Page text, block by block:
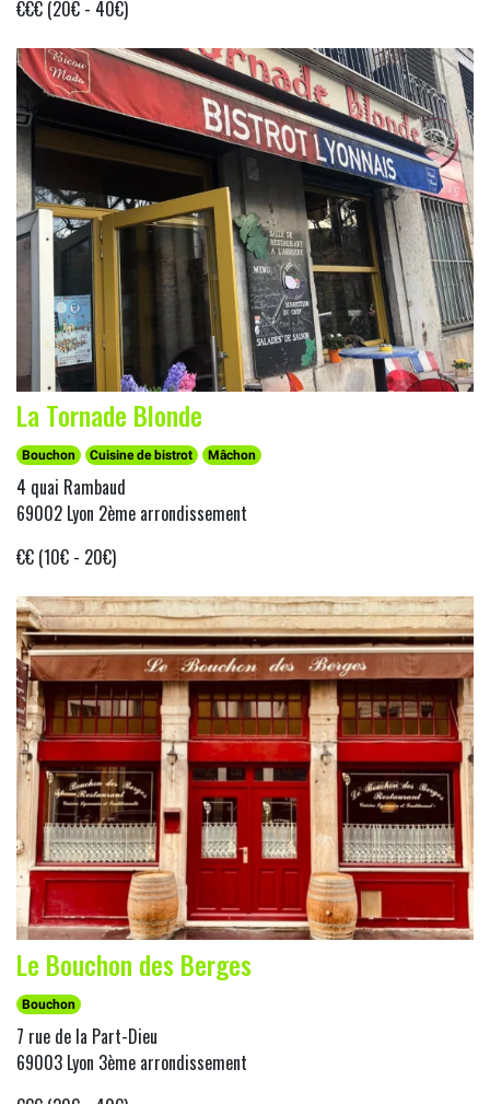
€€€ (20€ - 40€)
La Tornade Blonde
Bouchon Cuisine de bistrot Mâchon
4 quai Rambaud
69002 Lyon 2ème arrondissement
€€ (10€ - 20€)
Le Bouchon des Berges
Bouchon
7 rue de la Part-Dieu
69003 Lyon 3ème arrondissement